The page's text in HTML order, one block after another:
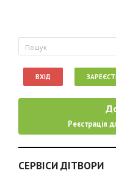
Пошук
ВХІД
Реєстрація
СЕРВІСИ ДІТВОРИ